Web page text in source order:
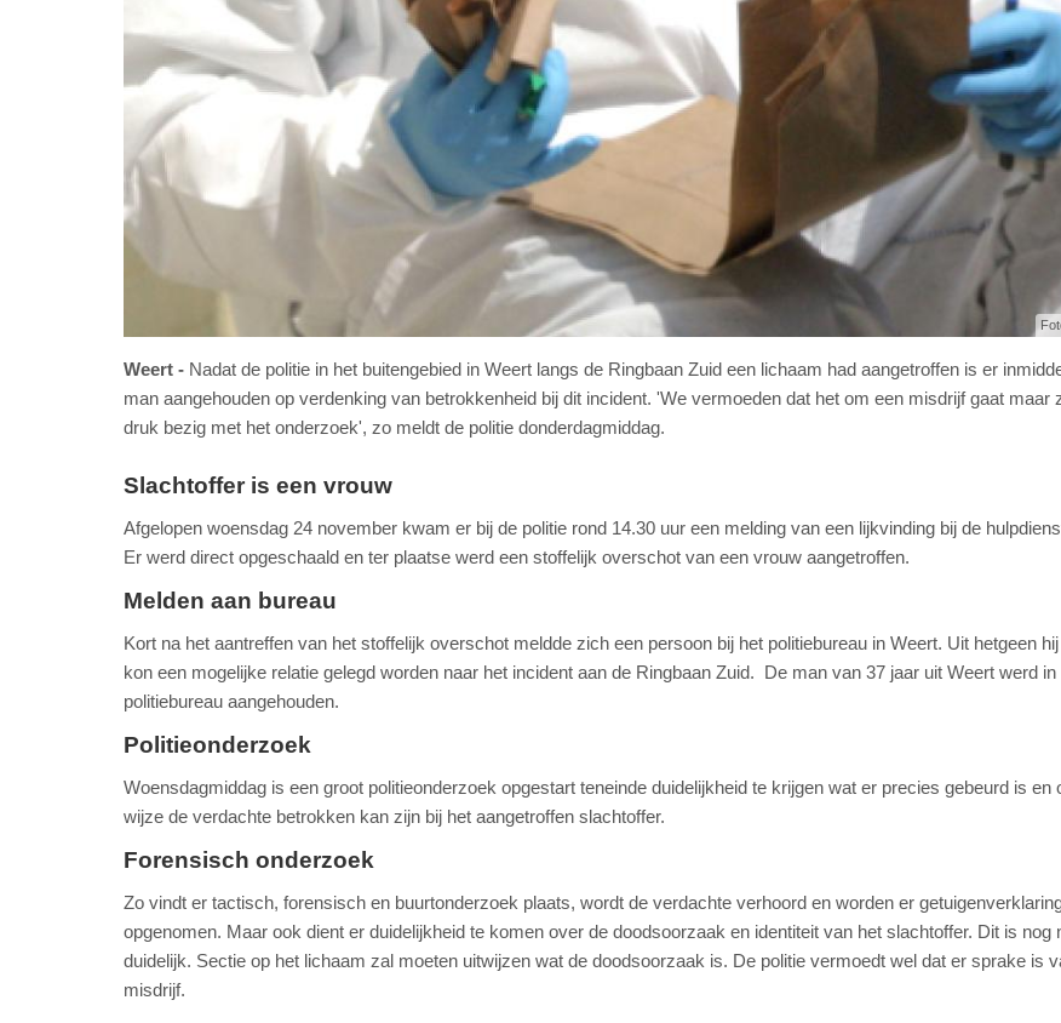
Weert
Nadat de politie in het buitengebied in Weert langs de Ringbaan Zuid een lichaam had aangetroffen is er
man aangehouden op verdenking van betrokkenheid bij dit incident. 'We vermoeden dat het om een misdrijf gaat maar
druk bezig met het onderzoek', zo meldt de politie donderdagmiddag.
Slachtoffer is een vrouw
Afgelopen woensdag 24 november kwam er bij de politie rond 14.30 uur een melding van een lijkvinding bij de
Er werd direct opgeschaald en ter plaatse werd een stoffelijk overschot van een vrouw aangetroffen.
Melden aan bureau
Kort na het aantreffen van het stoffelijk overschot meldde zich een persoon bij het politiebureau in Weert. Uit hetgeen
kon een mogelijke relatie gelegd worden naar het incident aan de Ringbaan Zuid. De man van 37 jaar uit Weert werd in
politiebureau aangehouden.
Politieonderzoek
Woensdagmiddag is een groot politieonderzoek opgestart teneinde duidelijkheid te krijgen wat er precies gebeurd is en
wijze de verdachte betrokken kan zijn bij het aangetroffen slachtoffer.
Forensisch onderzoek
Zo vindt er tactisch, forensisch en buurtonderzoek plaats, wordt de verdachte verhoord en worden er
opgenomen. Maar ook dient er duidelijkheid te komen over de doodsoorzaak en identiteit van het slachtoffer. Dit is nog
duidelijk. Sectie op het lichaam zal moeten uitwijzen wat de doodsoorzaak is. De politie vermoedt wel dat er sprake is
misdrijf.